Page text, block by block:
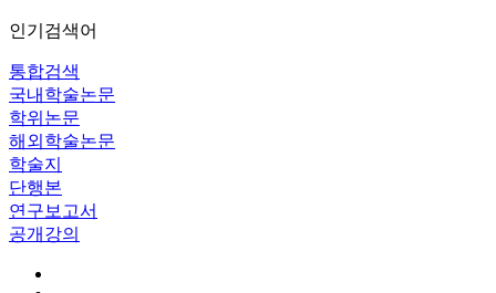
인기검색어
통합검색
국내학술논문
학위논문
해외학술논문
학술지
단행본
연구보고서
공개강의